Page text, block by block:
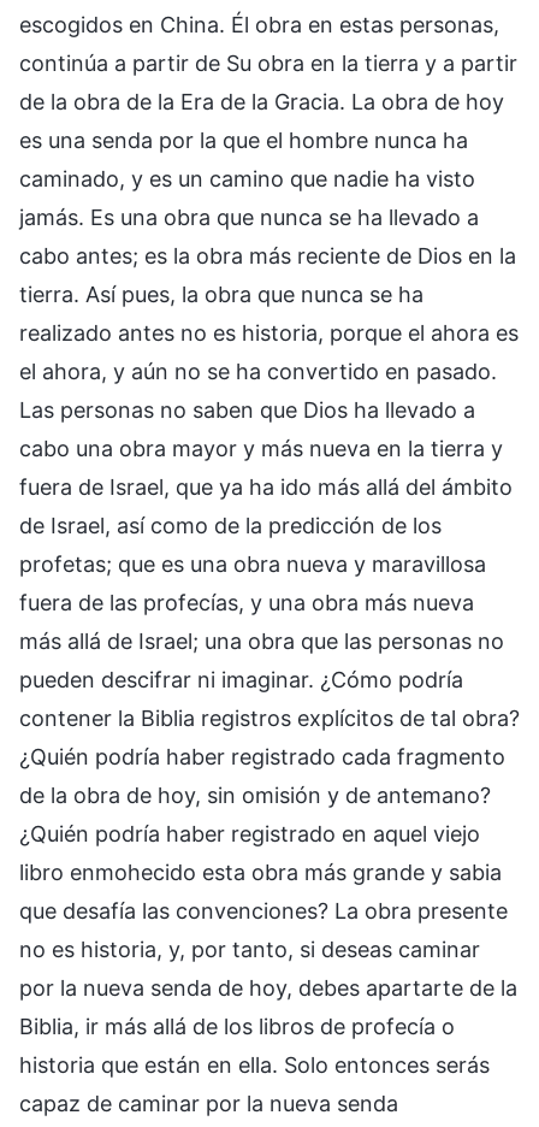
escogidos en China. Él obra en estas personas,
continúa a partir de Su obra en la tierra y a partir
de la obra de la Era de la Gracia. La obra de hoy
es una senda por la que el hombre nunca ha
caminado, y es un camino que nadie ha visto
jamás. Es una obra que nunca se ha llevado a
cabo antes; es la obra más reciente de Dios en la
tierra. Así pues, la obra que nunca se ha
realizado antes no es historia, porque el ahora es
el ahora, y aún no se ha convertido en pasado.
Las personas no saben que Dios ha llevado a
cabo una obra mayor y más nueva en la tierra y
fuera de Israel, que ya ha ido más allá del ámbito
de Israel, así como de la predicción de los
profetas; que es una obra nueva y maravillosa
fuera de las profecías, y una obra más nueva
más allá de Israel; una obra que las personas no
pueden descifrar ni imaginar. ¿Cómo podría
contener la Biblia registros explícitos de tal obra?
¿Quién podría haber registrado cada fragmento
de la obra de hoy, sin omisión y de antemano?
¿Quién podría haber registrado en aquel viejo
libro enmohecido esta obra más grande y sabia
que desafía las convenciones? La obra presente
no es historia, y, por tanto, si deseas caminar
por la nueva senda de hoy, debes apartarte de la
Biblia, ir más allá de los libros de profecía o
historia que están en ella. Solo entonces serás
capaz de caminar por la nueva senda